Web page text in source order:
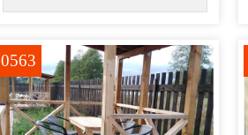
0563